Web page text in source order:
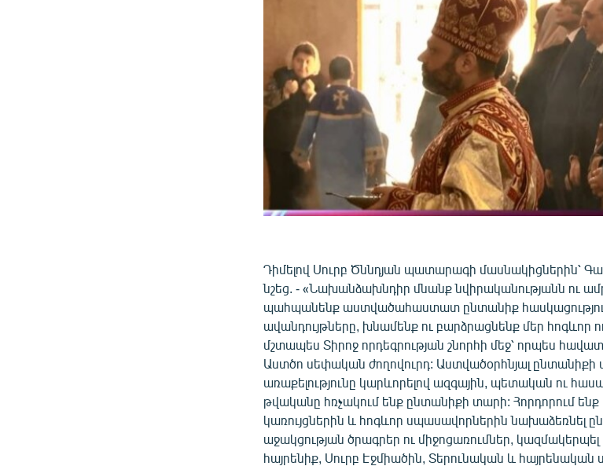
Դիմելով Սուրբ Ծննդյան պատարագի մասնակիցներին՝
նշեց. - «Նախանձախնդիր մնանք նվիրականությանն ու
պահպանենք աստվածահաստատ ընտանիք
ավանդույթները, խնամենք ու բարձրացնենք մեր հոգևոր
մշտապես Տիրոջ որդեգրության շնորհի մեջ՝ որպես
Աստծո սեփական ժողովուրդ: Աստվածօրհնյալ
առաքելությունը կարևորելով ազգային, պետական ու
թվականը հռչակում ենք ընտանիքի տարի: Հորդորում
կառույցներին և հոգևոր սպասավորներին նախաձեռնել
աջակցության ծրագրեր ու միջոցառումներ,
հայրենիք, Սուրբ Էջմիածին, Տերունական և հայրենական